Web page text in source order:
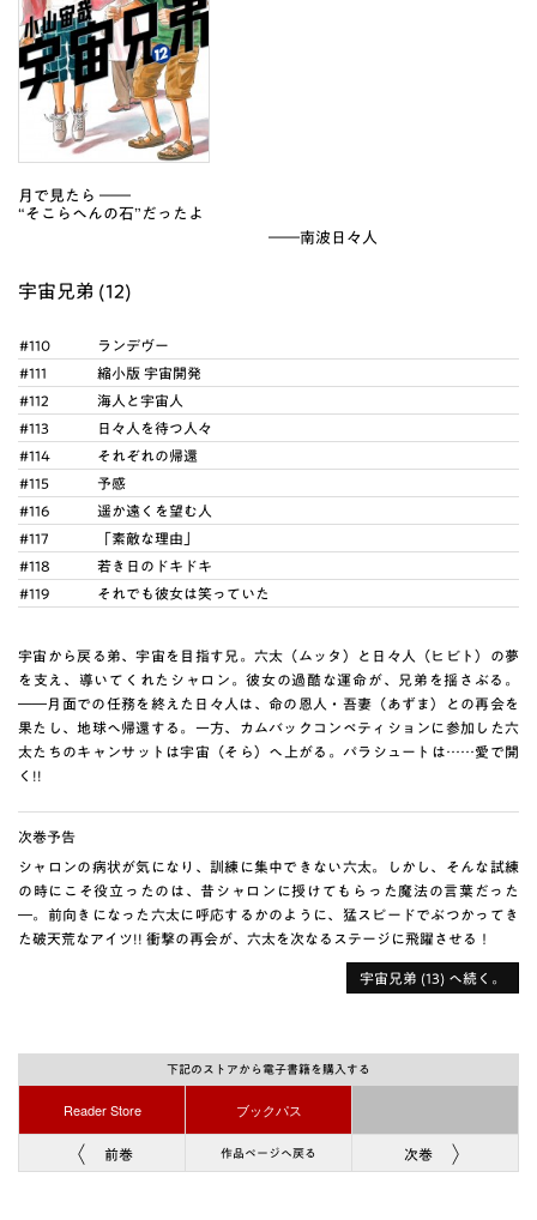
月で見たら ――
“そこらへんの石”だったよ
――南波日々人
宇宙兄弟 (12)
#110
ランデヴー
#111
縮小版 宇宙開発
#112
海人と宇宙人
#113
日々人を待つ人々
#114
それぞれの帰還
#115
予感
#116
遥か遠くを望む人
#117
「素敵な理由」
#118
若き日のドキドキ
#119
それでも彼女は笑っていた
宇宙から戻る弟、宇宙を目指す兄。六太（ムッタ）と日々人（ヒビト）の夢
を支え、導いてくれたシャロン。彼女の過酷な運命が、兄弟を揺さぶる。
――月面での任務を終えた日々人は、命の恩人・吾妻（あずま）との再会を
果たし、地球へ帰還する。一方、カムバックコンペティションに参加した六
太たちのキャンサットは宇宙（そら）へ上がる。パラシュートは……愛で開
く!!
次巻予告
シャロンの病状が気になり、訓練に集中できない六太。しかし、そんな試練
の時にこそ役立ったのは、昔シャロンに授けてもらった魔法の言葉だった
―。前向きになった六太に呼応するかのように、猛スピードでぶつかってき
た破天荒なアイツ!! 衝撃の再会が、六太を次なるステージに飛躍させる！
宇宙兄弟 (13) へ続く。
下記のストアから電子書籍を購入する
Reader Store ブックパス
前巻 作品ページへ戻る 次巻